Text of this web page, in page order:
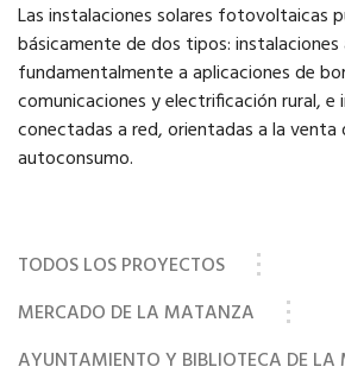
Las instalaciones solares fotovoltaicas
básicamente de dos tipos: instalaciones
fundamentalmente a aplicaciones de
comunicaciones y electrificación rural, e
conectadas a red, orientadas a la venta
autoconsumo.
TODOS LOS PROYECTOS
MERCADO DE LA MATANZA
AYUNTAMIENTO Y BIBLIOTECA DE